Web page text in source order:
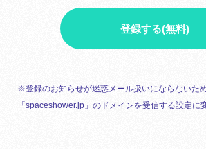
登録する(無料)
※登録のお知らせが迷惑メール扱いにならないため
「spaceshower.jp」のドメインを受信する設定に